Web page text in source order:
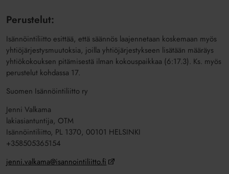
Perustelut:
Isännöintiliitto esittää, että säännös laajennetaan koskemaan myös
yhtiöjärjestysmuutoksia, joilla yhtiöjärjestykseen lisätään määräys
yhtiökokouksen pitämisestä ilman kokouspaikkaa (6:17.3). Ks. myös
perustelut kohdassa 17.
Suomen Isännöintiliitto ry
Jenni Valkama
lakiasiantuntija, OTM
Isännöintiliitto, PL 1370, 00101 HELSINKI
+358505365154
jenni.valkama@isannointiliitto.fi